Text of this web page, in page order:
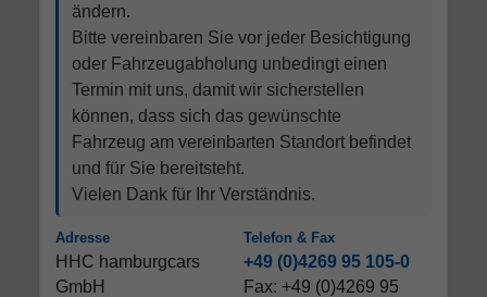
ändern.
Bitte vereinbaren Sie vor jeder Besichtigung
oder Fahrzeugabholung unbedingt einen
Termin mit uns, damit wir sicherstellen
können, dass sich das gewünschte
Fahrzeug am vereinbarten Standort befindet
und für Sie bereitsteht.
Vielen Dank für Ihr Verständnis.
Adresse
HHC hamburgcars
GmbH
Telefon & Fax
+49 (0)4269 95 105-0
Fax: +49 (0)4269 95